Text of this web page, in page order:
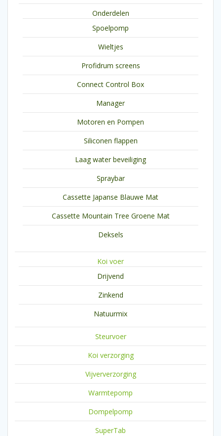
Onderdelen
Spoelpomp
Wieltjes
Profidrum screens
Connect Control Box
Manager
Motoren en Pompen
Siliconen flappen
Laag water beveiliging
Spraybar
Cassette Japanse Blauwe Mat
Cassette Mountain Tree Groene Mat
Deksels
Koi voer
Drijvend
Zinkend
Natuurmix
Steurvoer
Koi verzorging
Vijververzorging
Warmtepomp
Dompelpomp
SuperTab